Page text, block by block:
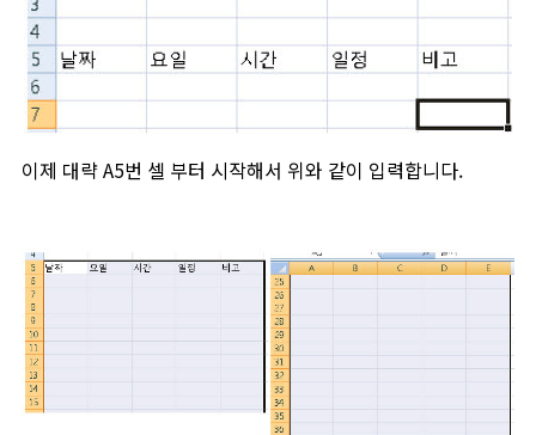
이제 대략 A5번 셀 부터 시작해서 위와 같이 입력합니다.